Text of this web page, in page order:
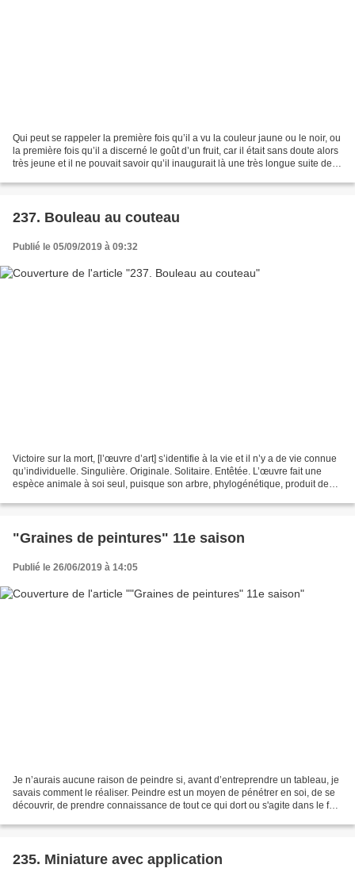
Qui peut se rappeler la première fois qu’il a vu la couleur jaune ou le noir, ou
la première fois qu’il a discerné le goût d’un fruit, car il était sans doute alors
très jeune et il ne pouvait savoir qu’il inaugurait là une très longue suite de
237. Bouleau au couteau
Publié le 05/09/2019 à 09:32
Victoire sur la mort, [l’œuvre d’art] s’identifie à la vie et il n’y a de vie connue
qu’individuelle. Singulière. Originale. Solitaire. Entêtée. L’œuvre fait une
espèce animale à soi seul, puisque son arbre, phylogénétique, produit des
"Graines de peintures" 11e saison
Publié le 26/06/2019 à 14:05
Je n’aurais aucune raison de peindre si, avant d’entreprendre un tableau, je
savais comment le réaliser. Peindre est un moyen de pénétrer en soi, de se
découvrir, de prendre connaissance de tout ce qui dort ou s'agite dans le for
235. Miniature avec application